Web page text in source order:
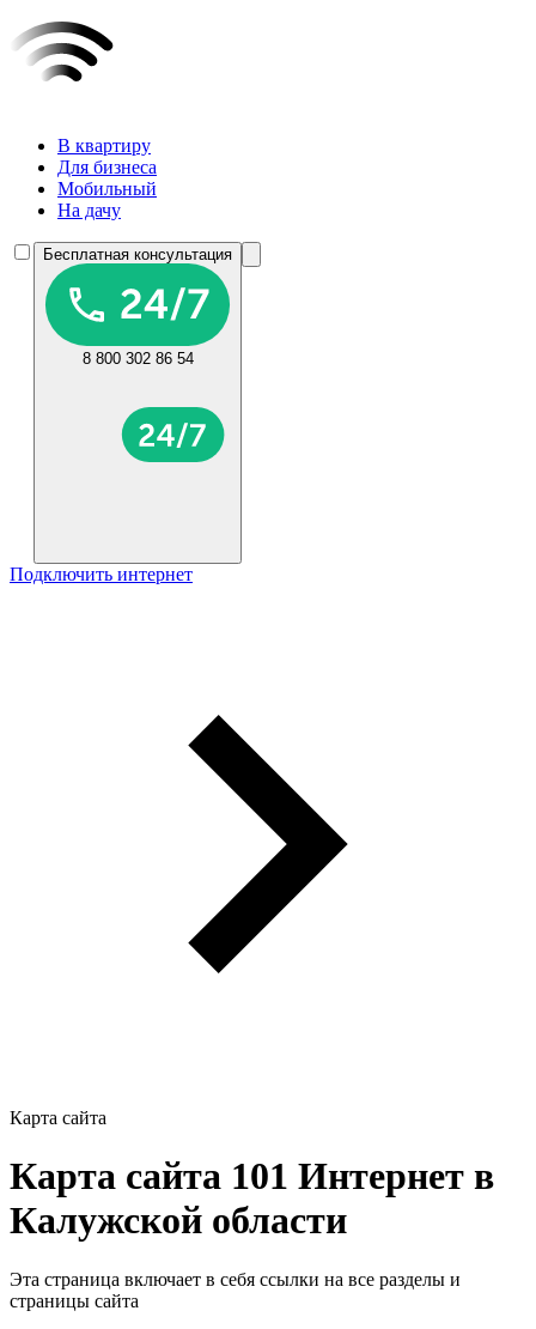
В квартиру
Для бизнеса
Мобильный
На дачу
Бесплатная консультация
8 800 302 86 54
Подключить интернет
Карта сайта
Карта сайта 101 Интернет в
Калужской области
Эта страница включает в себя ссылки на все разделы и
страницы сайта